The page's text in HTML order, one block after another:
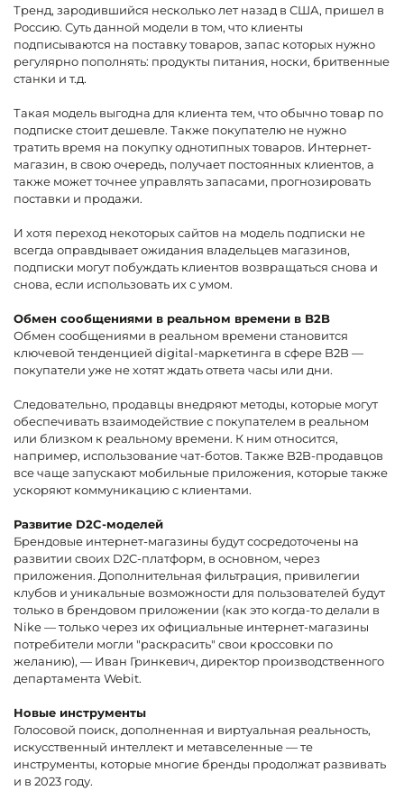
Тренд, зародившийся несколько лет назад в США, пришел в
Россию. Суть данной модели в том, что клиенты
подписываются на поставку товаров, запас которых нужно
регулярно пополнять: продукты питания, носки, бритвенные
станки и т.д.
Такая модель выгодна для клиента тем, что обычно товар по
подписке стоит дешевле. Также покупателю не нужно
тратить время на покупку однотипных товаров. Интернет-
магазин, в свою очередь, получает постоянных клиентов, а
также может точнее управлять запасами, прогнозировать
поставки и продажи.
И хотя переход некоторых сайтов на модель подписки не
всегда оправдывает ожидания владельцев магазинов,
подписки могут побуждать клиентов возвращаться снова и
снова, если использовать их с умом.
Обмен сообщениями в реальном времени в B2B
Обмен сообщениями в реальном времени становится
ключевой тенденцией digital-маркетинга в сфере B2B —
покупатели уже не хотят ждать ответа часы или дни.
Следовательно, продавцы внедряют методы, которые могут
обеспечивать взаимодействие с покупателем в реальном
или близком к реальному времени. К ним относится,
например, использование чат-ботов. Также B2B-продавцов
все чаще запускают мобильные приложения, которые также
ускоряют коммуникацию с клиентами.
Развитие D2C-моделей
Брендовые интернет-магазины будут сосредоточены на
развитии своих D2C-платформ, в основном, через
приложения. Дополнительная фильтрация, привилегии
клубов и уникальные возможности для пользователей будут
только в брендовом приложении (как это когда-то делали в
Nike — только через их официальные интернет-магазины
потребители могли "раскрасить" свои кроссовки по
желанию), — Иван Гринкевич, директор производственного
департамента Webit.
Новые инструменты
Голосовой поиск, дополненная и виртуальная реальность,
искусственный интеллект и метавселенные — те
инструменты, которые многие бренды продолжат развивать
и в 2023 году.